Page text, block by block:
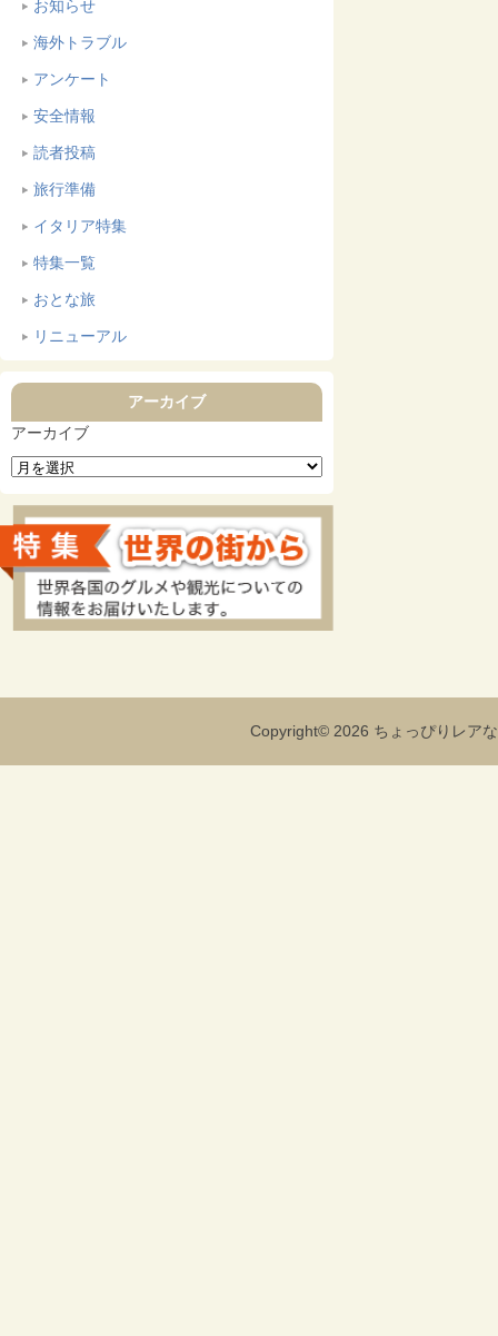
お知らせ
海外トラブル
アンケート
安全情報
読者投稿
旅行準備
イタリア特集
特集一覧
おとな旅
リニューアル
アーカイブ
アーカイブ
Copyright© 2026 ちょっぴりレ